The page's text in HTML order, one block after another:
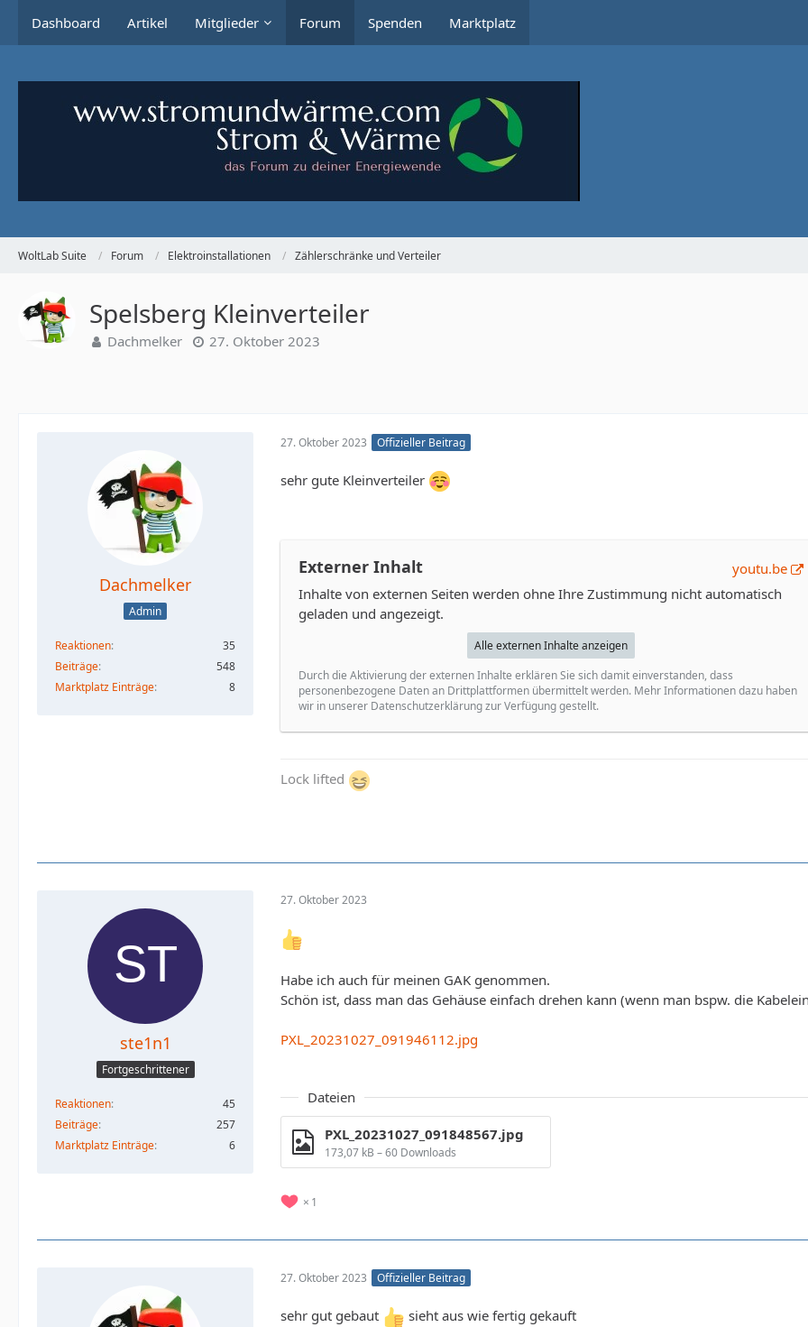
Dashboard Artikel Mitglieder Forum Spenden Marktplatz
WoltLab Suite Forum Elektroinstallationen Zählerschränke und Verteiler
Spelsberg Kleinverteiler
Dachmelker 27. Oktober 2023
Dachmelker
Admin
Reaktionen
35
Beiträge
548
Marktplatz Einträge
8
27. Oktober 2023 Offizieller Beitrag
sehr gute Kleinverteiler
Externer Inhalt
youtu.be
Inhalte von externen Seiten werden ohne Ihre Zustimmung nicht automatisch
geladen und angezeigt.
Alle externen Inhalte anzeigen
Durch die Aktivierung der externen Inhalte erklären Sie sich damit einverstanden, dass
personenbezogene Daten an Drittplattformen übermittelt werden. Mehr Informationen dazu haben
wir in unserer Datenschutzerklärung zur Verfügung gestellt.
Lock lifted
ste1n1
Fortgeschrittener
Reaktionen
45
Beiträge
257
Marktplatz Einträge
6
27. Oktober 2023
Habe ich auch für meinen GAK genommen.
Schön ist, dass man das Gehäuse einfach drehen kann (wenn man bspw. die
PXL_20231027_091946112.jpg
Dateien
PXL_20231027_091848567.jpg
173,07 kB – 60 Downloads
1
27. Oktober 2023 Offizieller Beitrag
sehr gut gebaut sieht aus wie fertig gekauft